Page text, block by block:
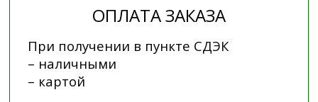
ОПЛАТА ЗАКАЗА
При получении в пункте СДЭК
– наличными
– картой